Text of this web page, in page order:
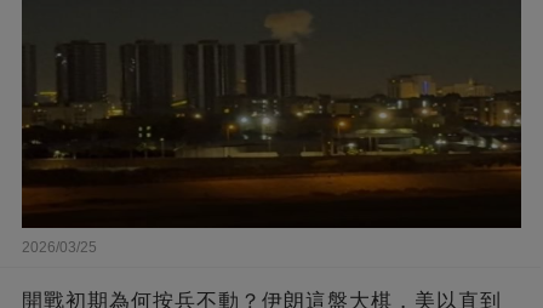
2026/03/25
開戰初期為何按兵不動？伊朗這盤大棋，美以直到